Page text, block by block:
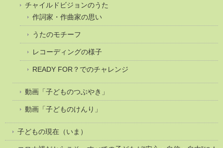
チャイルドビジョンのうた
作詞家・作曲家の思い
うたのモチーフ
レコーディングの様子
READY FOR？でのチャレンジ
動画「子どものつぶやき」
動画「子どものけんり」
子どもの現在（いま）